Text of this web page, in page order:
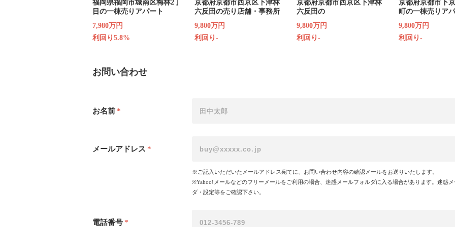
福岡県福岡市城南区梅林2丁
目の一棟売りアパート
7,980万円
利回り5.8%
京都府京都市西京区下津林
六反田の売り店舗・事務所
9,800万円
利回り-
京都府京都市西京区下津林
六反田の
9,800万円
利回り-
京都府京都市下
町の一棟売りア
9,800万円
利回り-
お問い合わせ
お名前*
メールアドレス *
※ご記入いただいたメールアドレス宛てに、お問い合わせ内容の確認メールをお送りいたします。
※Yahoo!メールなどのフリーメールをご利用の場合、迷惑メールフォルダに入る場合があります。迷惑
ダ・設定等をご確認下さい。
電話番号*